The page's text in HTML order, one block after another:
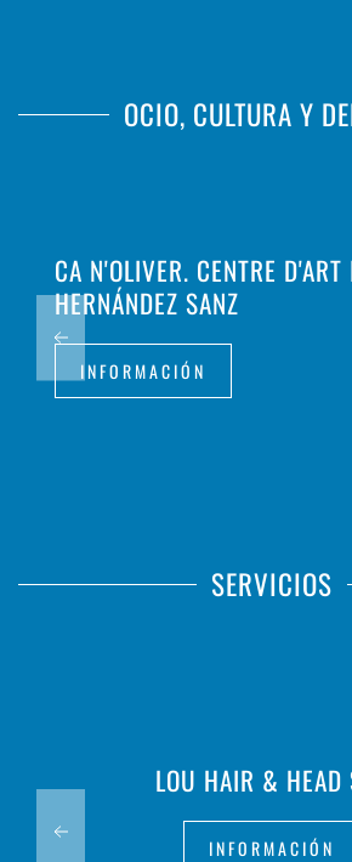
OCIO, CULTURA Y
CA N'OLIVER. CENTRE
HERNÁNDEZ SANZ
INFORMACIÓN
SERVICIOS
LOU HAIR & HEAD
INFORMACIÓN